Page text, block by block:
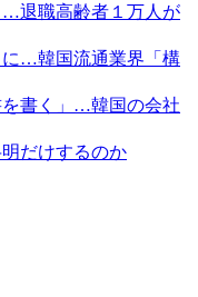
退職高齢者１万人が
に…韓国流通業界「構
を書く」…韓国の会社
だけするのか